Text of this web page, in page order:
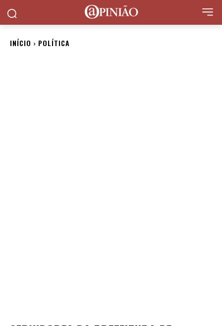
INÍCIO POLÍTICA